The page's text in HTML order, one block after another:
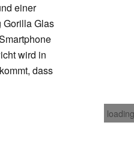
einer
Gorilla Glas
wird in
dass